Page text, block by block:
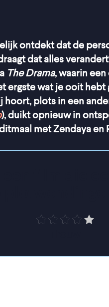
ontdekt dat de
dat alles
The Drama, waarin
ergste wat je ooit hebt
plots in een
), duikt opnieuw in
met Zendaya en
staat al volledig in de